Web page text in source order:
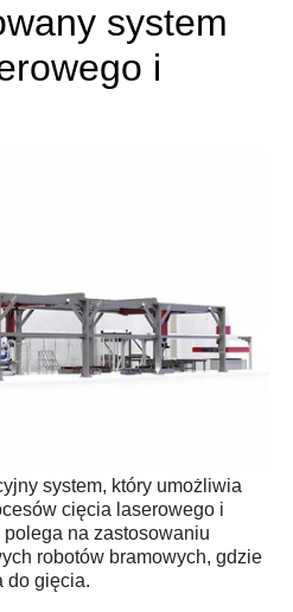
system
i
system, który umożliwia
cięcia laserowego i
na zastosowaniu
robotów bramowych, gdzie
do gięcia.